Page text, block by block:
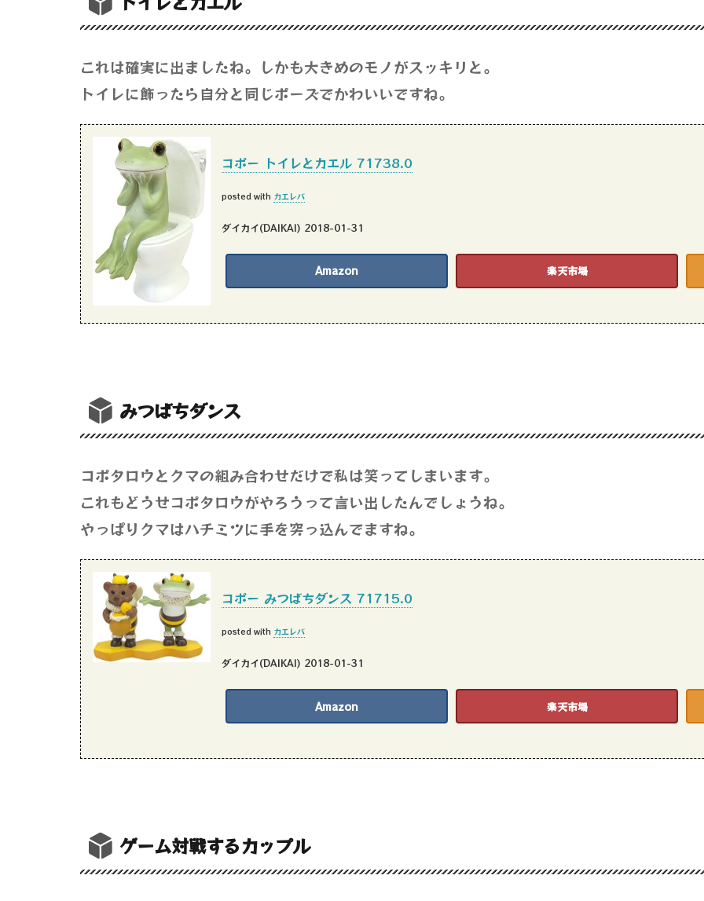
これは確実に出ましたね。しかも大きめのモノがスッキリと。
トイレに飾ったら自分と同じポーズでかわいいですね。
コポー トイレとカエル 71738.0
posted with カエレバ
ダイカイ(DAIKAI) 2018-01-31
Amazon 楽天市場
みつばちダンス
コポタロウとクマの組み合わせだけで私は笑ってしまいます。
これもどうせコポタロウがやろうって言い出したんでしょうね。
やっぱりクマはハチミツに手を突っ込んでますね。
コポー みつばちダンス 71715.0
posted with カエレバ
ダイカイ(DAIKAI) 2018-01-31
Amazon 楽天市場
ゲーム対戦するカップル